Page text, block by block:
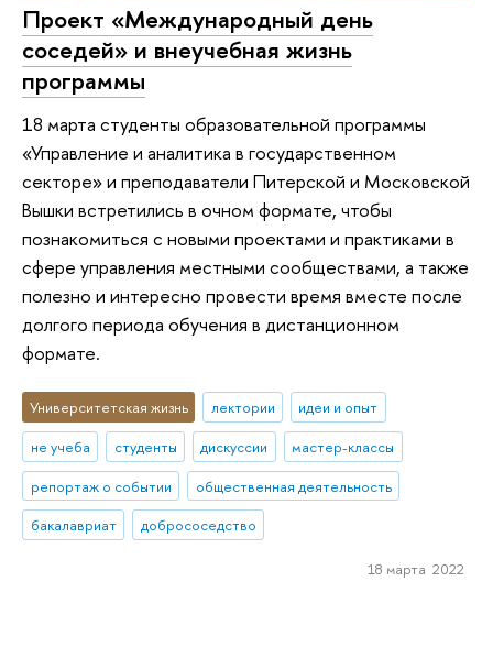
Проект «Международный день
соседей» и внеучебная жизнь
программы
18 марта студенты образовательной программы
«Управление и аналитика в государственном
секторе» и преподаватели Питерской и Московской
Вышки встретились в очном формате, чтобы
познакомиться с новыми проектами и практиками в
сфере управления местными сообществами, а также
полезно и интересно провести время вместе после
долгого периода обучения в дистанционном
формате.
Университетская жизнь лектории
идеи и опыт
не учеба
студенты дискуссии
мастер-классы
репортаж о событии
общественная деятельность
бакалавриат
добрососедство
18 марта 2022